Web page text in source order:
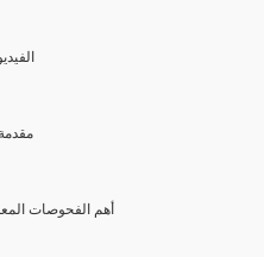
(1)
(2)
(3) أهم الفحوصات